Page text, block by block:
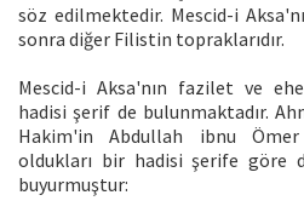
söz edilmektedir. Mescid-i
sonra diğer Filistin topraklarıdır.
Mescid-i Aksa'nın fazilet ve
hadisi şerif de bulunmaktadır.
Hakim'in Abdullah ibnu
oldukları bir hadisi şerife göre
buyurmuştur: